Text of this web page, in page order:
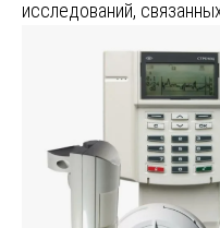
исследований, связанных